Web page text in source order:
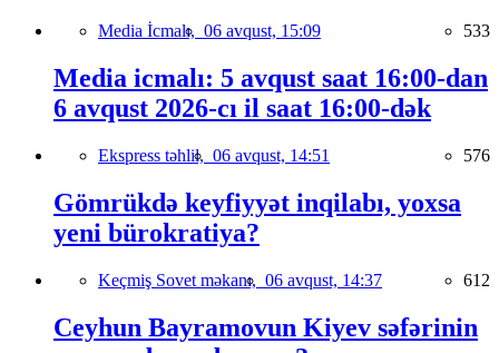
Media İcmalı, 06 avqust, 15:09 533
Media icmalı: 5 avqust saat 16:00-dan
6 avqust 2026-cı il saat 16:00-dək
Ekspress təhlil, 06 avqust, 14:51 576
Gömrükdə keyfiyyət inqilabı, yoxsa
yeni bürokratiya?
Keçmiş Sovet məkanı, 06 avqust, 14:37 612
Ceyhun Bayramovun Kiyev səfərinin